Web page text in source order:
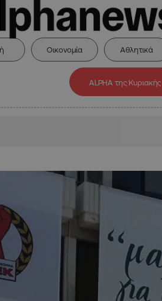
Οικονομία Αθλητικά
ALPHA της Κυριακής